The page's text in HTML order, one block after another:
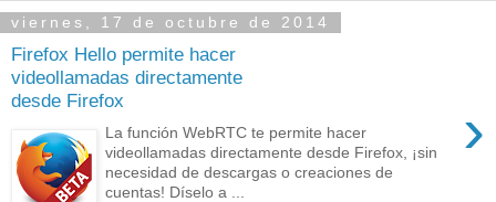
viernes, 17 de octubre de 2014
Firefox Hello permite hacer
videollamadas directamente
desde Firefox
›
La función WebRTC te permite hacer
videollamadas directamente desde Firefox, ¡sin
necesidad de descargas o creaciones de
cuentas! Díselo a ...